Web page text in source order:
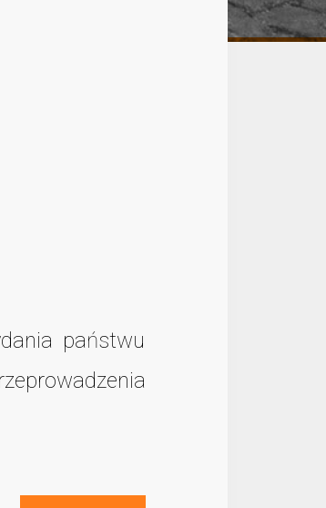
państwu